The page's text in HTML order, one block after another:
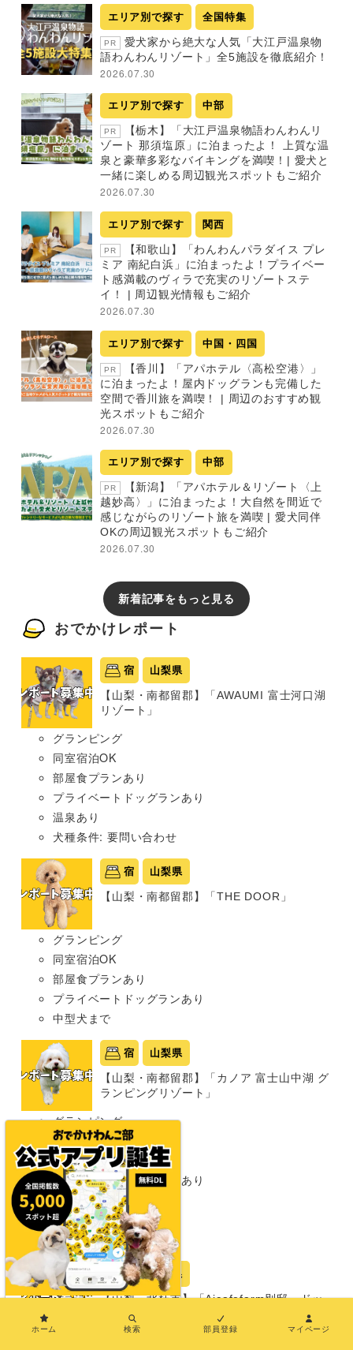
エリア別で探す 全国特集
PR
愛犬家から絶大な人気「大江戸温泉物
語わんわんリゾート」全5施設を徹底紹介！
2026.07.30
エリア別で探す 中部
PR
【栃木】「大江戸温泉物語わんわんリ
ゾート 那須塩原」に泊まったよ！ 上質な温
泉と豪華多彩なバイキングを満喫！| 愛犬と
一緒に楽しめる周辺観光スポットもご紹介
2026.07.30
エリア別で探す 関西
PR
【和歌山】「わんわんパラダイス プレ
ミア 南紀白浜」に泊まったよ！プライベー
ト感満載のヴィラで充実のリゾートステ
イ！ | 周辺観光情報もご紹介
2026.07.30
エリア別で探す 中国・四国
PR
【香川】「アパホテル〈高松空港〉」
に泊まったよ！屋内ドッグランも完備した
空間で香川旅を満喫！ | 周辺のおすすめ観
光スポットもご紹介
2026.07.30
エリア別で探す 中部
PR
【新潟】「アパホテル＆リゾート〈上
越妙高〉」に泊まったよ！大自然を間近で
感じながらのリゾート旅を満喫 | 愛犬同伴
OKの周辺観光スポットもご紹介
2026.07.30
新着記事をもっと見る
おでかけレポート
宿 山梨県
【山梨・南都留郡】「AWAUMI 富士河口湖
リゾート」
グランピング
同室宿泊OK
部屋食プランあり
プライベートドッグランあり
温泉あり
犬種条件: 要問い合わせ
宿 山梨県
【山梨・南都留郡】「THE DOOR」
グランピング
同室宿泊OK
部屋食プランあり
プライベートドッグランあり
中型犬まで
宿 山梨県
【山梨・南都留郡】「カノア 富士山中湖 グ
ランピングリゾート」
グランピング
同室宿泊OK
部屋食プランあり
プライベートドッグランあり
わんこメニューあり
温泉あり
超大型犬まで
宿 山梨県
【山梨・北杜市】「Aicafefarm別邸～ドッ
グヴィラ八ヶ岳～」
ホーム 検索 部員登録 マイページ